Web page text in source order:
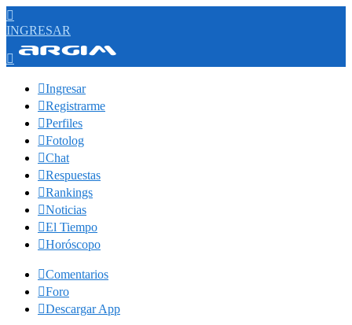

INGRESAR

Ingresar
Registrarme
Perfiles
Fotolog
Chat
Respuestas
Rankings
Noticias
El Tiempo
Horóscopo
Comentarios
Foro
Descargar App